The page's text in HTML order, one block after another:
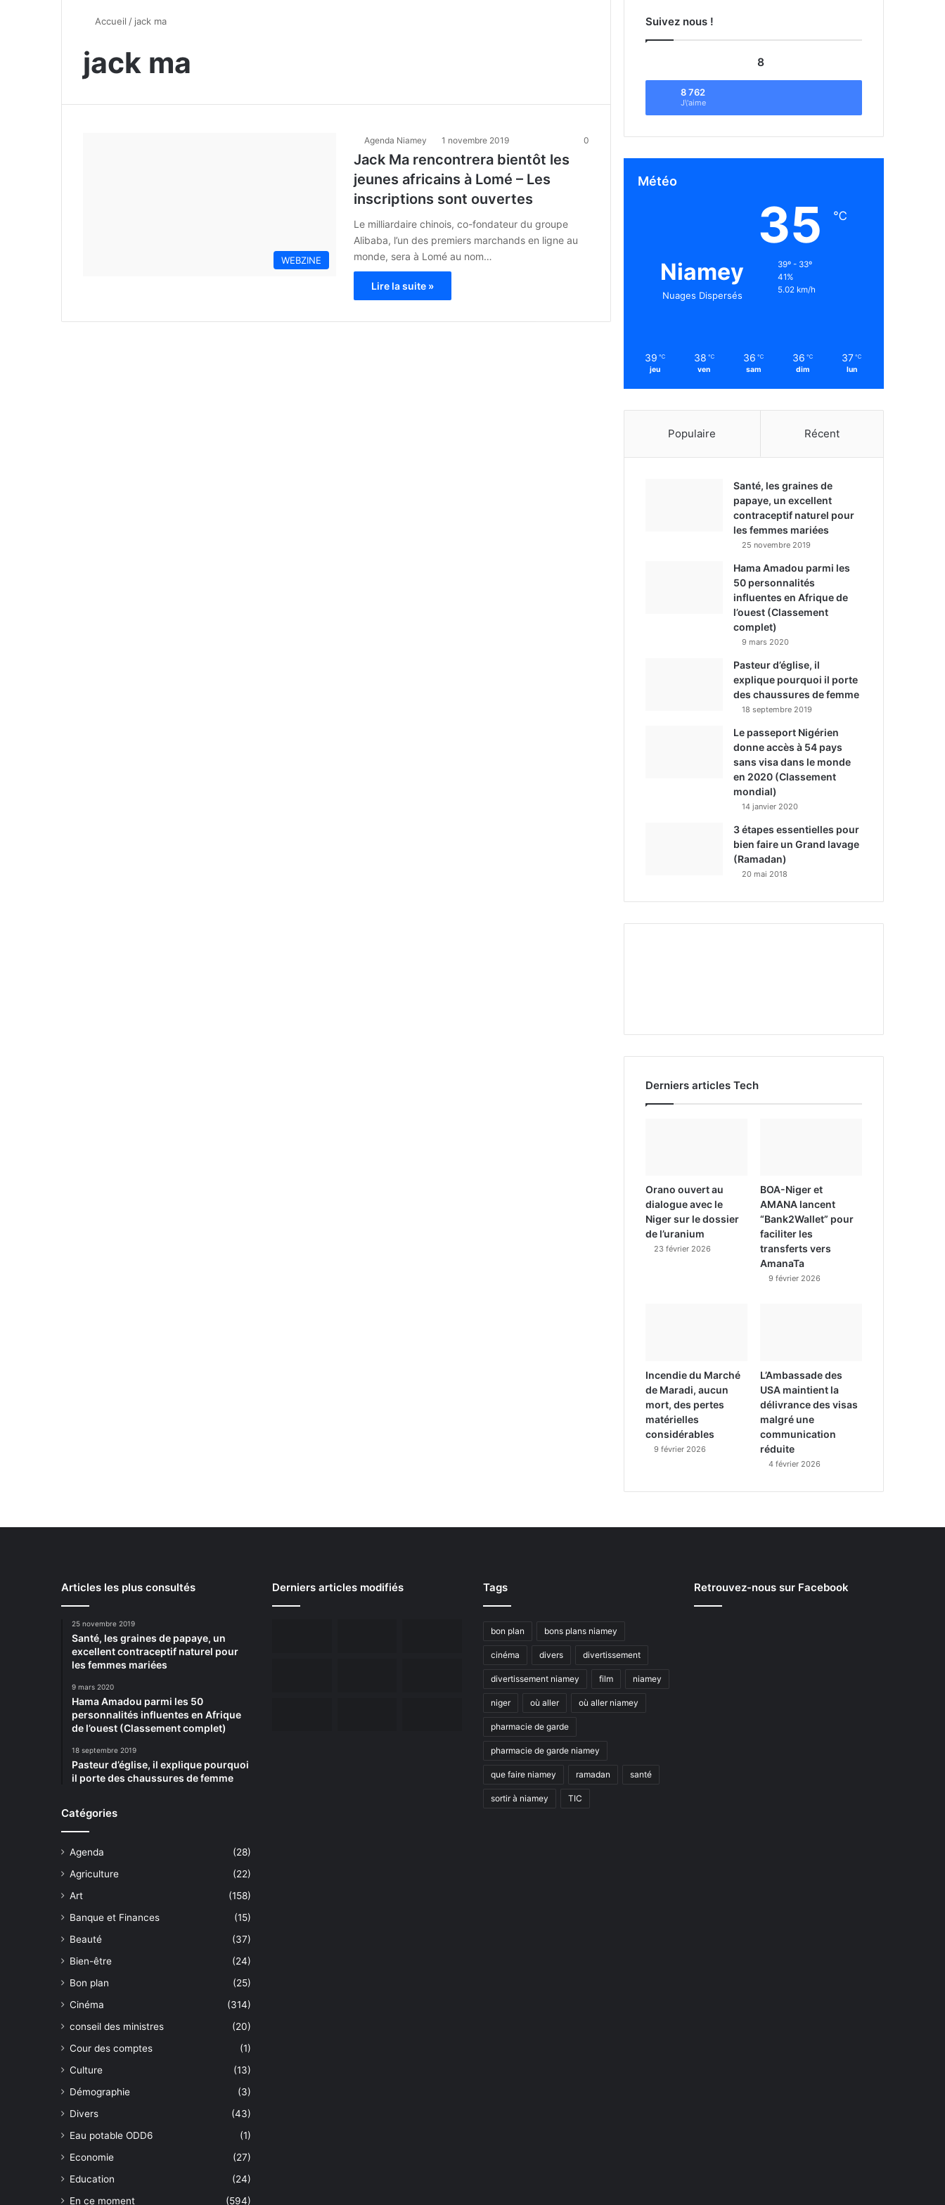
Accueil / jack ma
jack ma
WEBZINE
Agenda Niamey 1 novembre 2019 0
Jack Ma rencontrera bientôt les
jeunes africains à Lomé – Les
inscriptions sont ouvertes
Le milliardaire chinois, co-fondateur du groupe
Alibaba, l’un des premiers marchands en ligne au
monde, sera à Lomé au nom…
Lire la suite »
Suivez nous !
8
8 762
J\'aime
Météo
Niamey
Nuages Dispersés
35 ℃
39º - 33º
41%
5.02 km/h
39 ℃
jeu
38 ℃
ven
36 ℃
sam
36 ℃
dim
37 ℃
lun
Populaire Récent
Santé, les graines de
papaye, un excellent
contraceptif naturel pour
les femmes mariées
25 novembre 2019
Hama Amadou parmi les
50 personnalités
influentes en Afrique de
l’ouest (Classement
complet)
9 mars 2020
Pasteur d’église, il
explique pourquoi il porte
des chaussures de femme
18 septembre 2019
Le passeport Nigérien
donne accès à 54 pays
sans visa dans le monde
en 2020 (Classement
mondial)
14 janvier 2020
3 étapes essentielles pour
bien faire un Grand lavage
(Ramadan)
20 mai 2018
Derniers articles Tech
Orano ouvert au
dialogue avec le
Niger sur le dossier
de l’uranium
23 février 2026
BOA-Niger et
AMANA lancent
“Bank2Wallet” pour
faciliter les
transferts vers
AmanaTa
9 février 2026
Incendie du Marché
de Maradi, aucun
mort, des pertes
matérielles
considérables
9 février 2026
L’Ambassade des
USA maintient la
délivrance des visas
malgré une
communication
réduite
4 février 2026
Articles les plus consultés
25 novembre 2019
Santé, les graines de papaye, un
excellent contraceptif naturel pour
les femmes mariées
9 mars 2020
Hama Amadou parmi les 50
personnalités influentes en Afrique
de l’ouest (Classement complet)
18 septembre 2019
Pasteur d’église, il explique pourquoi
il porte des chaussures de femme
Catégories
Agenda
(28)
Agriculture
(22)
Art
(158)
Banque et Finances
(15)
Beauté
(37)
Bien-être
(24)
Bon plan
(25)
Cinéma
(314)
conseil des ministres
(20)
Cour des comptes
(1)
Culture
(13)
Démographie
(3)
Divers
(43)
Eau potable ODD6
(1)
Economie
(27)
Education
(24)
En ce moment
(594)
Derniers articles modifiés Tags
bon plan bons plans niamey
cinéma divers divertissement
divertissement niamey film niamey
niger où aller où aller niamey
pharmacie de garde
pharmacie de garde niamey
que faire niamey ramadan santé
sortir à niamey TIC
Retrouvez-nous sur Facebook